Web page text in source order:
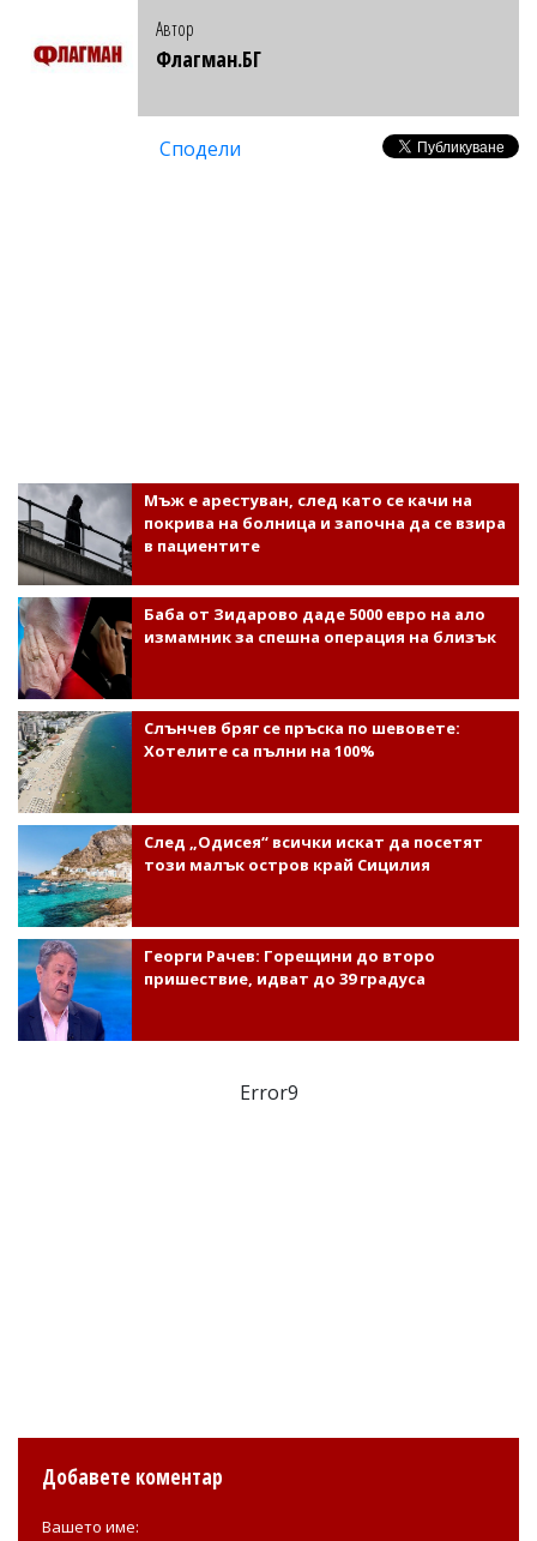
Автор
Флагман.БГ
Сподели
Мъж е арестуван, след като се качи на
покрива на болница и започна да се взира
в пациентите
Баба от Зидарово даде 5000 евро на ало
измамник за спешна операция на близък
Слънчев бряг се пръска по шевовете:
Хотелите са пълни на 100%
След „Одисея“ всички искат да посетят
този малък остров край Сицилия
Георги Рачев: Горещини до второ
пришествие, идват до 39 градуса
Error9
Добавете коментар
Вашето име: